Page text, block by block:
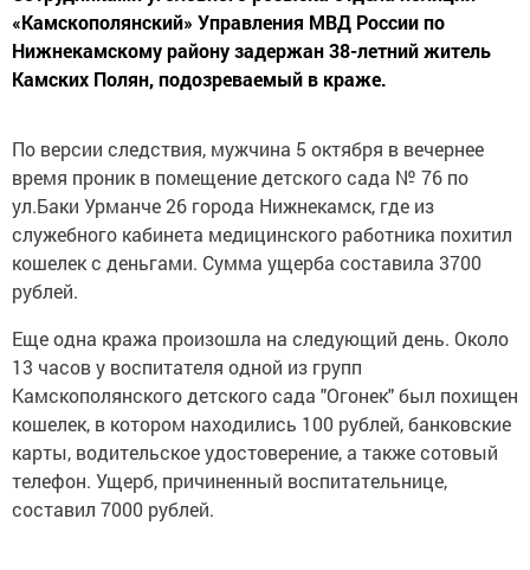
«Камскополянский» Управления МВД России по
Нижнекамскому району задержан 38-летний житель
Камских Полян, подозреваемый в краже.
По версии следствия, мужчина 5 октября в вечернее
время проник в помещение детского сада № 76 по
ул.Баки Урманче 26 города Нижнекамск, где из
служебного кабинета медицинского работника похитил
кошелек с деньгами. Сумма ущерба составила 3700
рублей.
Еще одна кража произошла на следующий день. Около
13 часов у воспитателя одной из групп
Камскополянского детского сада "Огонек" был похищен
кошелек, в котором находились 100 рублей, банковские
карты, водительское удостоверение, а также сотовый
телефон. Ущерб, причиненный воспитательнице,
составил 7000 рублей.